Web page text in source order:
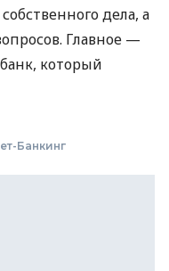
дела, а
Главное —
который
Банкинг